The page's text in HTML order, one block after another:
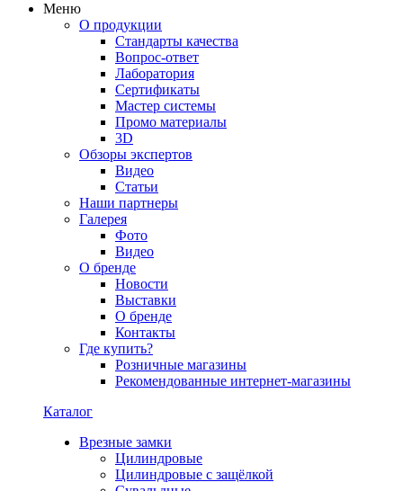
Меню
О продукции
Стандарты качества
Вопрос-ответ
Лаборатория
Сертификаты
Мастер системы
Промо материалы
3D
Обзоры экспертов
Видео
Статьи
Наши партнеры
Галерея
Фото
Видео
О бренде
Новости
Выставки
О бренде
Контакты
Где купить?
Розничные магазины
Рекомендованные интернет-магазины
Каталог
Врезные замки
Цилиндровые
Цилиндровые с защёлкой